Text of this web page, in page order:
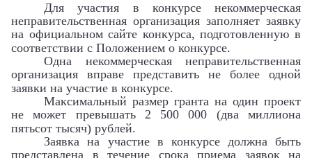
Для участия в конкурсе некоммерческая
неправительственная организация заполняет заявку
на официальном сайте конкурса, подготовленную в
соответствии с Положением о конкурсе.
Одна некоммерческая неправительственная
организация вправе представить не более одной
заявки на участие в конкурсе.
Максимальный размер гранта на один проект
не может превышать 2 500 000 (два миллиона
пятьсот тысяч) рублей.
Заявка на участие в конкурсе должна быть
представлена в течение срока приема заявок на